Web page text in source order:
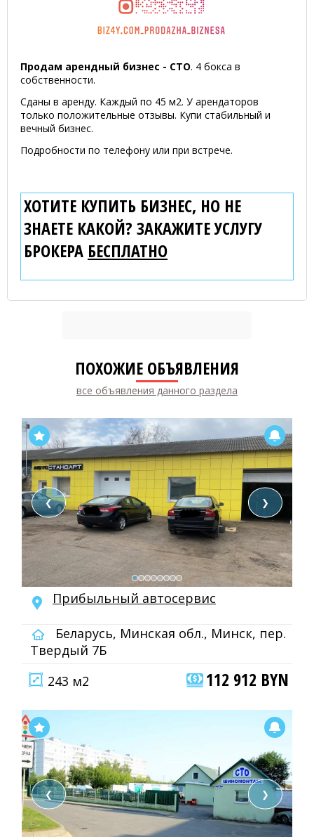
Продам арендный бизнес - СТО. 4 бокса в
собственности.
Сданы в аренду. Каждый по 45 м2. У арендаторов
только положительные отзывы. Купи стабильный и
вечный бизнес.
Подробности по телефону или при встрече.
ХОТИТЕ КУПИТЬ БИЗНЕС, НО НЕ
ЗНАЕТЕ КАКОЙ? ЗАКАЖИТЕ УСЛУГУ
БРОКЕРА БЕСПЛАТНО
ПОХОЖИЕ ОБЪЯВЛЕНИЯ
все объявления данного раздела
❮ ❯
Прибыльный автосервис
Беларусь, Минская обл., Минск, пер.
Твердый 7Б
243 м2
112 912 BYN
❮ ❯